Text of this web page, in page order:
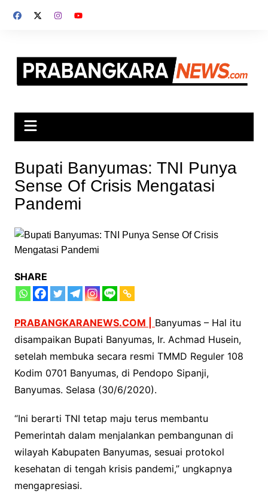
Bupati Banyumas: TNI Punya
Sense Of Crisis Mengatasi
Pandemi
SHARE
PRABANGKARANEWS.COM |
Banyumas – Hal itu
disampaikan Bupati Banyumas, Ir. Achmad Husein,
setelah membuka secara resmi TMMD Reguler 108
Kodim 0701 Banyumas, di Pendopo Sipanji,
Banyumas. Selasa (30/6/2020).
“Ini berarti TNI tetap maju terus membantu
Pemerintah dalam menjalankan pembangunan di
wilayah Kabupaten Banyumas, sesuai protokol
kesehatan di tengah krisis pandemi,” ungkapnya
mengapresiasi.